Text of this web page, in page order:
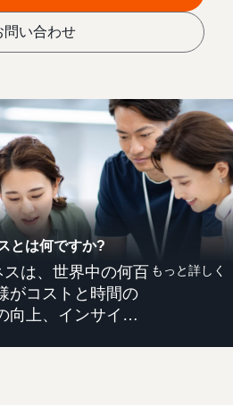
問い合わせ
とは何ですか?
は、世界中の何百
がコストと時間の
向上、インサイト
もっと詳しく